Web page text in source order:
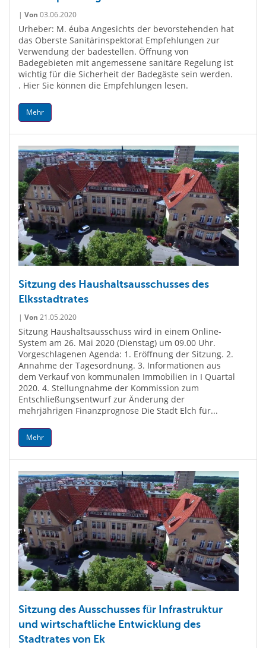
| Von 03.06.2020
Urheber: M. éuba Angesichts der bevorstehenden hat
das Oberste Sanitärinspektorat Empfehlungen zur
Verwendung der badestellen. Öffnung von
Badegebieten mit angemessene sanitäre Regelung ist
wichtig für die Sicherheit der Badegäste sein werden.
. Hier Sie können die Empfehlungen lesen.
Mehr
Sitzung des Haushaltsausschusses des
Elksstadtrates
| Von 21.05.2020
Sitzung Haushaltsausschuss wird in einem Online-
System am 26. Mai 2020 (Dienstag) um 09.00 Uhr.
Vorgeschlagenen Agenda: 1. Eröffnung der Sitzung. 2.
Annahme der Tagesordnung. 3. Informationen aus
dem Verkauf von kommunalen Immobilien in I Quartal
2020. 4. Stellungnahme der Kommission zum
Entschließungsentwurf zur Änderung der
mehrjährigen Finanzprognose Die Stadt Elch für...
Mehr
Sitzung des Ausschusses für Infrastruktur
und wirtschaftliche Entwicklung des
Stadtrates von Ek